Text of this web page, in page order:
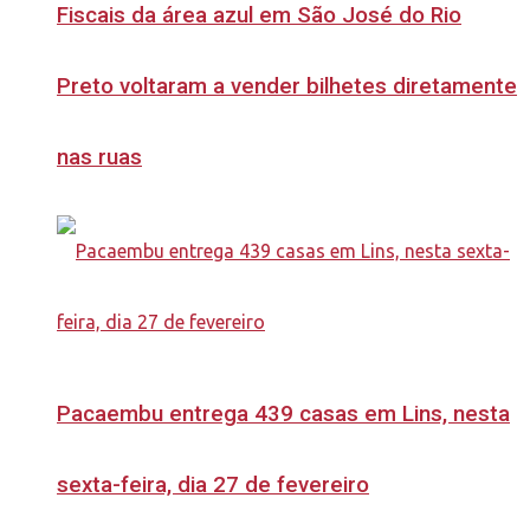
Fiscais da área azul em São José do Rio
Preto voltaram a vender bilhetes diretamente
nas ruas
Pacaembu entrega 439 casas em Lins, nesta
sexta-feira, dia 27 de fevereiro